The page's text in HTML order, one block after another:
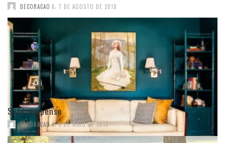
DECORACAO I 7 DE AGOSTO DE 2018
Sofá suspenso
DECORACAO I, 8 DE MAIO DE 2018